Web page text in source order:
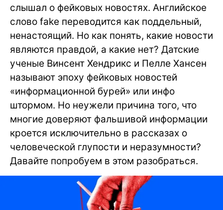
слышал о фейковых новостях. Английское
слово fake переводится как поддельный,
ненастоящий. Но как понять, какие новости
являются правдой, а какие нет? Датские
ученые Винсент Хендрикс и Пелле Хансен
называют эпоху фейковых новостей
«информационной бурей» или инфо
штормом. Но неужели причина того, что
многие доверяют фальшивой информации
кроется исключительно в рассказах о
человеческой глупости и неразумности?
Давайте попробуем в этом разобраться.